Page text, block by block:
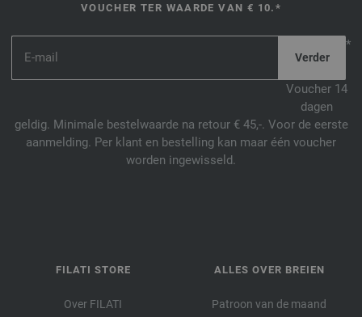
VOUCHER TER WAARDE VAN € 10.*
*
Voucher 14
dagen
geldig. Minimale bestelwaarde na retour € 45,-. Voor de eerste
aanmelding. Per klant en bestelling kan maar één voucher
worden ingewisseld.
FILATI STORE
Over FILATI
ALLES OVER BREIEN
Patroon van de maand